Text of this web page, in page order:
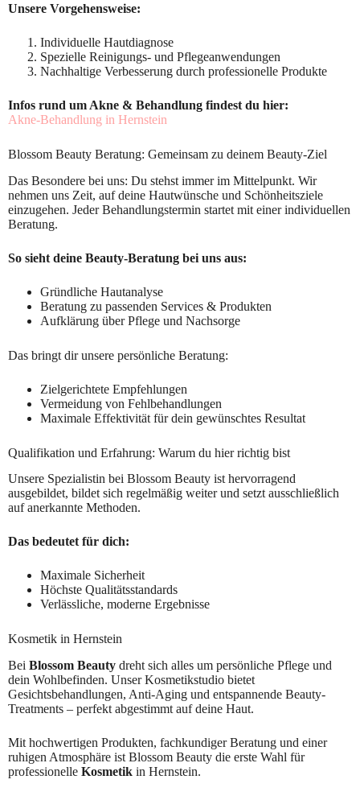
Unsere Vorgehensweise:
Individuelle Hautdiagnose
Spezielle Reinigungs- und Pflegeanwendungen
Nachhaltige Verbesserung durch professionelle Produkte
Infos rund um Akne & Behandlung findest du hier:
Akne-Behandlung in Hernstein
Blossom Beauty Beratung: Gemeinsam zu deinem Beauty-Ziel
Das Besondere bei uns: Du stehst immer im Mittelpunkt. Wir
nehmen uns Zeit, auf deine Hautwünsche und Schönheitsziele
einzugehen. Jeder Behandlungstermin startet mit einer individuellen
Beratung.
So sieht deine Beauty-Beratung bei uns aus:
Gründliche Hautanalyse
Beratung zu passenden Services & Produkten
Aufklärung über Pflege und Nachsorge
Das bringt dir unsere persönliche Beratung:
Zielgerichtete Empfehlungen
Vermeidung von Fehlbehandlungen
Maximale Effektivität für dein gewünschtes Resultat
Qualifikation und Erfahrung: Warum du hier richtig bist
Unsere Spezialistin bei Blossom Beauty ist hervorragend
ausgebildet, bildet sich regelmäßig weiter und setzt ausschließlich
auf anerkannte Methoden.
Das bedeutet für dich:
Maximale Sicherheit
Höchste Qualitätsstandards
Verlässliche, moderne Ergebnisse
Kosmetik in Hernstein
Bei Blossom Beauty dreht sich alles um persönliche Pflege und
dein Wohlbefinden. Unser Kosmetikstudio bietet
Gesichtsbehandlungen, Anti-Aging und entspannende Beauty-
Treatments – perfekt abgestimmt auf deine Haut.
Mit hochwertigen Produkten, fachkundiger Beratung und einer
ruhigen Atmosphäre ist Blossom Beauty die erste Wahl für
professionelle Kosmetik in Hernstein.